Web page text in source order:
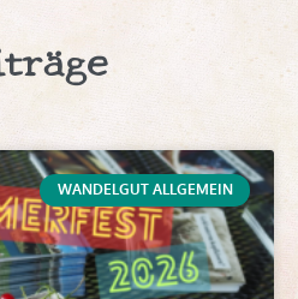
WANDELGUT ALLGEMEIN